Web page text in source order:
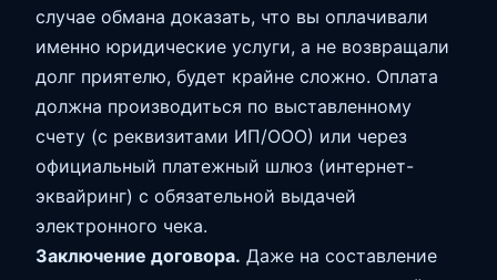
случае обмана доказать, что вы оплачивали
именно юридические услуги, а не возвращали
долг приятелю, будет крайне сложно. Оплата
должна производиться по выставленному
счету (с реквизитами ИП/ООО) или через
официальный платежный шлюз (интернет-
эквайринг) с обязательной выдачей
электронного чека.
Заключение договора. Даже на составление